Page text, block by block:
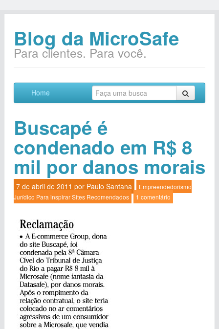
Blog da MicroSafe
Para clientes. Para você.
Home
Buscapé é
condenado em R$ 8
mil por danos morais
7 de abril de 2011 por Paulo Santana
Empreendedorismo
Jurídico Para inspirarSites Recomendados 1 comentário